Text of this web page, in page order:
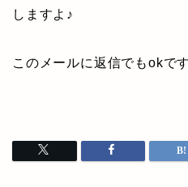
しますよ♪
このメールに返信でもokで